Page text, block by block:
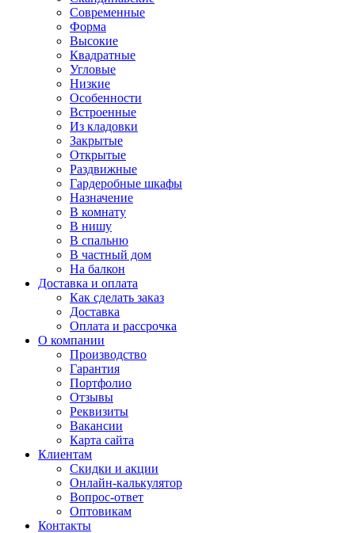
Современные
Форма
Высокие
Квадратные
Угловые
Низкие
Особенности
Встроенные
Из кладовки
Закрытые
Открытые
Раздвижные
Гардеробные шкафы
Назначение
В комнату
В нишу
В спальню
В частный дом
На балкон
Доставка и оплата
Как сделать заказ
Доставка
Оплата и рассрочка
О компании
Производство
Гарантия
Портфолио
Отзывы
Реквизиты
Вакансии
Карта сайта
Клиентам
Скидки и акции
Онлайн-калькулятор
Вопрос-ответ
Оптовикам
Контакты